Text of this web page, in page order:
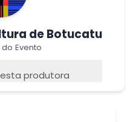
de Botucatu
Evento
produtora